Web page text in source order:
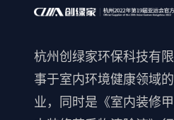
杭州创绿家环保科技有
事于室内环境健康领域
业，同时是《室内装修